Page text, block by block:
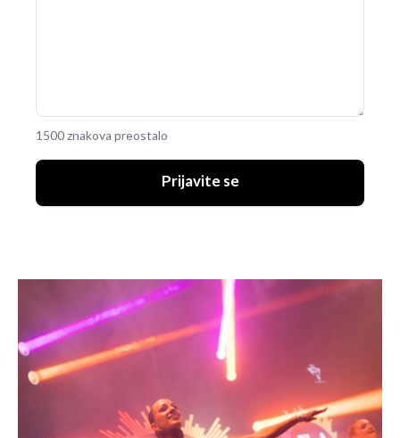
1500 znakova preostalo
Prijavite se